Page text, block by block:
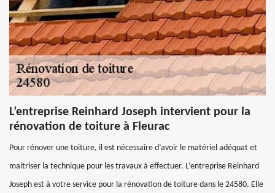
L’entreprise Reinhard Joseph intervient pour la
rénovation de toiture à Fleurac
Pour rénover une toiture, il est nécessaire d’avoir le matériel adéquat et
maitriser la technique pour les travaux à effectuer. L’entreprise Reinhard
Joseph est à votre service pour la rénovation de toiture dans le 24580. Elle